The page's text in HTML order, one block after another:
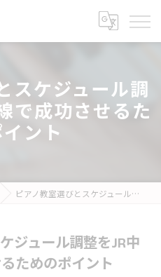
スケジュール調
で成功させるた
ント
ピアノ教室選びとスケジュール調整をJR中央線沿線で成功させるためのポイント
ジュール調整をJR中
ためのポイント